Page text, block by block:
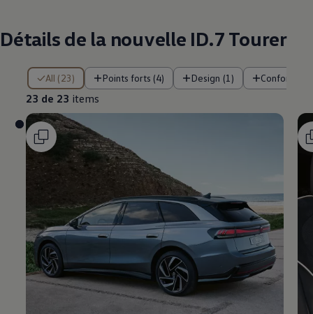
Détails de la nouvelle ID.7 Tourer
All (23) Points forts (4) Design (1) Confort (2)
23 de 23 items
23 de 23 items